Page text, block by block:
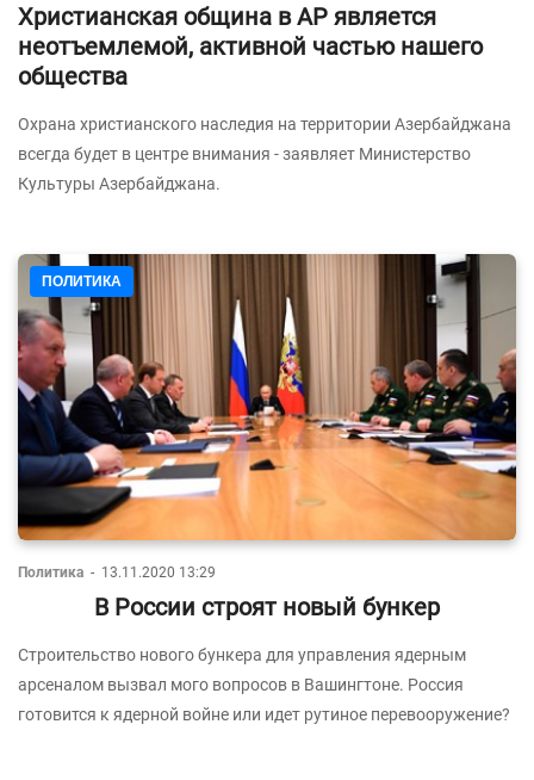
Христианская община в АР является
неотъемлемой, активной частью нашего
общества
Охрана христианского наследия на территории Азербайджана
всегда будет в центре внимания - заявляет Министерство
Культуры Азербайджана.
ПОЛИТИКА
Политика - 13.11.2020 13:29
В России строят новый бункер
Строительство нового бункера для управления ядерным
арсеналом вызвал мого вопросов в Вашингтоне. Россия
готовится к ядерной войне или идет рутиное перевооружение?